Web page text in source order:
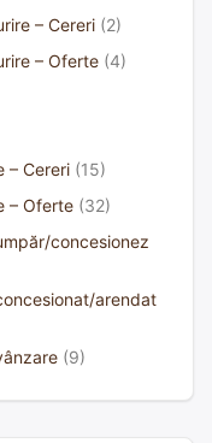
– Cereri (2)
– Oferte (4)
– Cereri (15)
– Oferte (32)
concesionez
arendat
(9)